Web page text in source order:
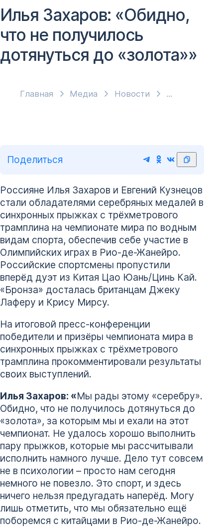
Главная Медиа Новости
Илья Захаров: «Обидно,
что не получилось
дотянуться до «золота»»
Поделиться
Россияне Илья Захаров и Евгений Кузнецов
стали обладателями серебряных медалей в
синхронных прыжках с трёхметрового
трамплина на чемпионате мира по водным
видам спорта, обеспечив себе участие в
Олимпийских играх в Рио-де-Жанейро.
Российские спортсмены пропустили
вперёд дуэт из Китая Цао Юань/Цинь Кай.
«Бронза» досталась британцам Джеку
Лаферу и Крису Мирсу.
На итоговой пресс-конференции
победители и призёры чемпионата мира в
синхронных прыжках с трёхметрового
трамплина прокомментировали результаты
своих выступлений.
Илья Захаров: «Мы рады этому «серебру».
Обидно, что не получилось дотянуться до
«золота», за которым мы и ехали на этот
чемпионат. Не удалось хорошо выполнить
пару прыжков, которые мы рассчитывали
исполнить намного лучше. Дело тут совсем
не в психологии – просто нам сегодня
немного не повезло. Это спорт, и здесь
ничего нельзя предугадать наперёд. Могу
лишь отметить, что мы обязательно ещё
поборемся с китайцами в Рио-де-Жанейро.